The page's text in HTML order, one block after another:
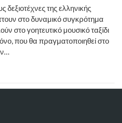
δεξιοτέχνες της ελληνικής
στο δυναμικό συγκρότημα
στο γοητευτικό μουσικό ταξίδι
που θα πραγματοποιηθεί στο